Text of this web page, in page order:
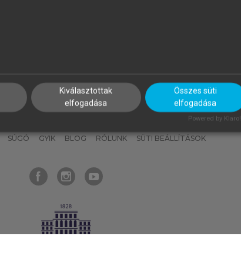
MI – ÁLTALÁNOS IRÁNYELVEK
SÚGÓ GYIK BLOG RÓLUNK SÜTI BEÁLLÍTÁSOK
Kiválasztottak
elfogadása
Összes süti
elfogadása
Powered by Klaro!